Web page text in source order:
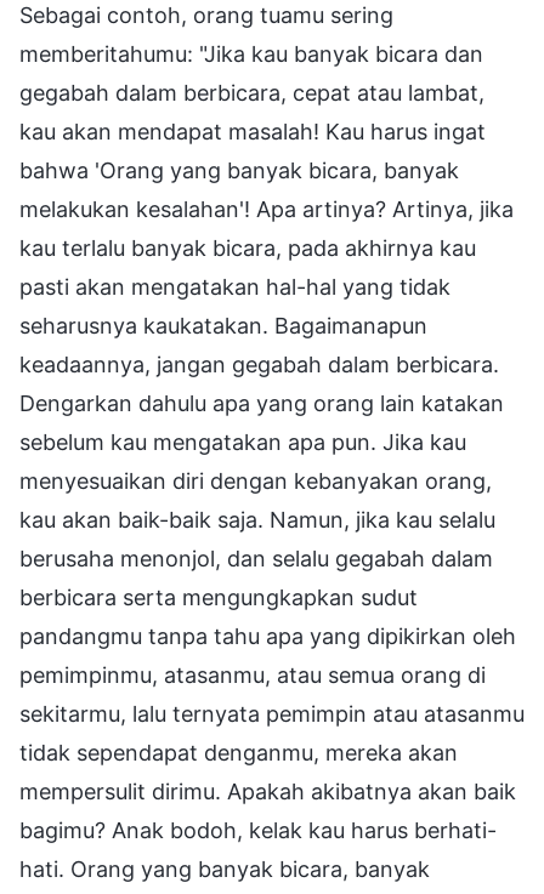
Sebagai contoh, orang tuamu sering
memberitahumu: "Jika kau banyak bicara dan
gegabah dalam berbicara, cepat atau lambat,
kau akan mendapat masalah! Kau harus ingat
bahwa 'Orang yang banyak bicara, banyak
melakukan kesalahan'! Apa artinya? Artinya, jika
kau terlalu banyak bicara, pada akhirnya kau
pasti akan mengatakan hal-hal yang tidak
seharusnya kaukatakan. Bagaimanapun
keadaannya, jangan gegabah dalam berbicara.
Dengarkan dahulu apa yang orang lain katakan
sebelum kau mengatakan apa pun. Jika kau
menyesuaikan diri dengan kebanyakan orang,
kau akan baik-baik saja. Namun, jika kau selalu
berusaha menonjol, dan selalu gegabah dalam
berbicara serta mengungkapkan sudut
pandangmu tanpa tahu apa yang dipikirkan oleh
pemimpinmu, atasanmu, atau semua orang di
sekitarmu, lalu ternyata pemimpin atau atasanmu
tidak sependapat denganmu, mereka akan
mempersulit dirimu. Apakah akibatnya akan baik
bagimu? Anak bodoh, kelak kau harus berhati-
hati. Orang yang banyak bicara, banyak